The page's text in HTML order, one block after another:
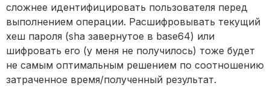
сложнее идентифицировать пользователя перед
выполнением операции. Расшифровывать текущий
хеш пароля (sha завернутое в base64) или
шифровать его (у меня не получилось) тоже будет
не самым оптимальным решением по соотношению
затраченное время/полученный результат.